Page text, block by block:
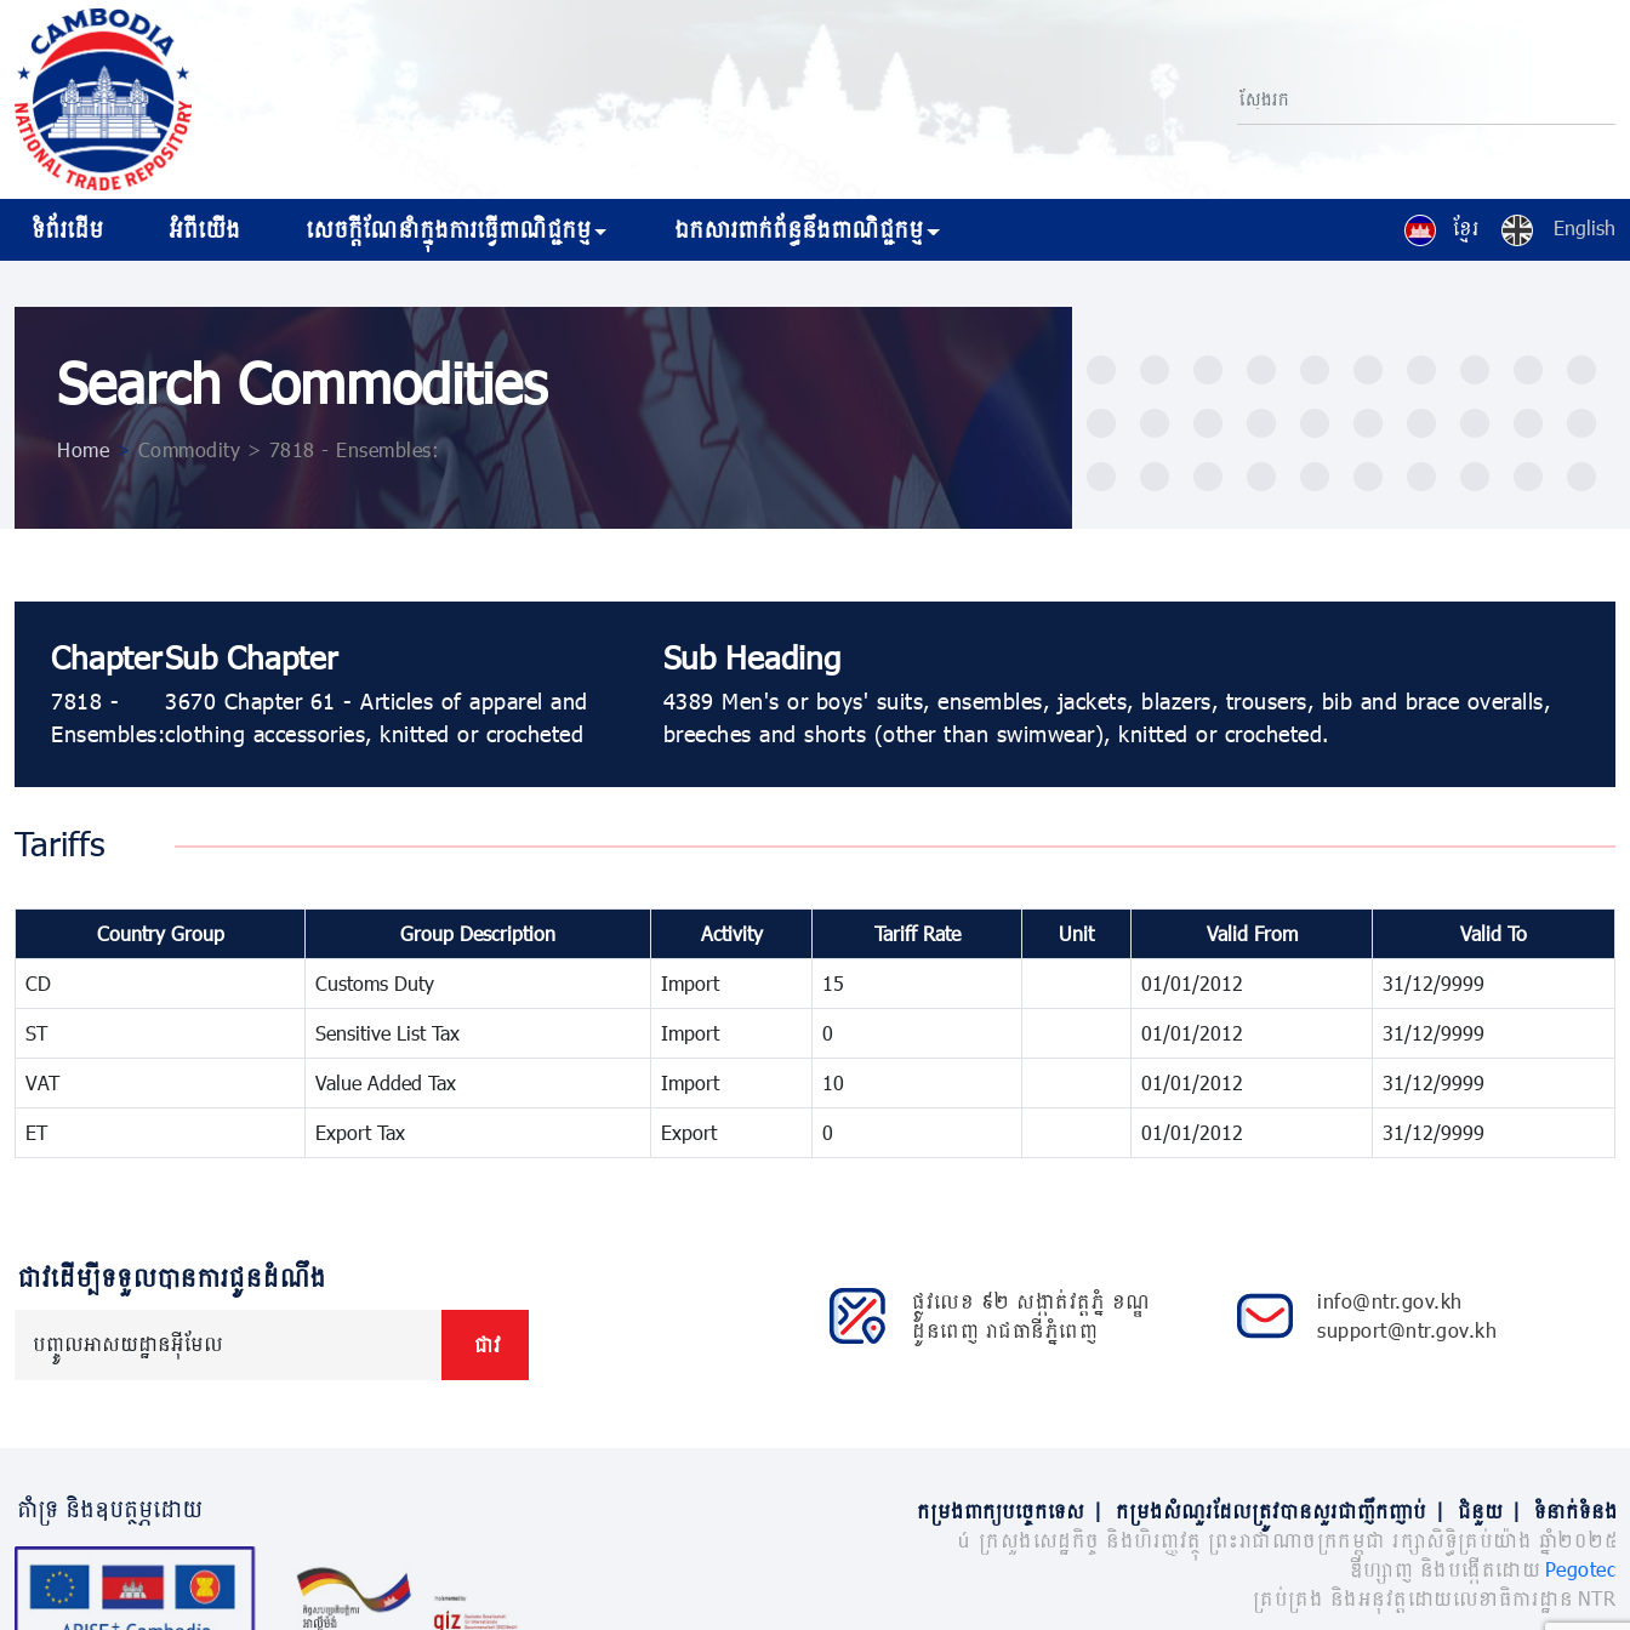
ខ្មែរ English
ទំព័រដើម អំពីយើង សេចក្ដីណែនាំក្នុងការធ្វើពាណិជ្ជកម្ម ឯកសារពាក់ព័ន្ធនឹងពាណិជ្ជកម្ម
Search Commodities
Home >Commodity > 7818 - Ensembles:
Chapter
7818 -
Ensembles:
Sub Chapter
3670 Chapter 61 - Articles of apparel and
clothing accessories, knitted or crocheted
Sub Heading
4389 Men's or boys' suits, ensembles, jackets, blazers, trousers, bib and brace overalls,
breeches and shorts (other than swimwear), knitted or crocheted.
Tariffs
Country Group Group Description Activity Tariff Rate Unit Valid From Valid To
CD Customs Duty Import 15 01/01/2012 31/12/9999
ST Sensitive List Tax Import 0 01/01/2012 31/12/9999
VAT Value Added Tax Import 10 01/01/2012 31/12/9999
ET Export Tax Export 0 01/01/2012 31/12/9999
ជាវដើម្បីទទួលបានការជូនដំណឹង
បញ្ចូលអាសយដ្ឋានអ៊ីមែល ជាវ
ផ្លូវលេខ ៩២ សង្កាត់វត្តភ្នំ ខណ្ឌ
ដូនពេញ រាជធានីភ្នំពេញ
info@ntr.gov.kh
support@ntr.gov.kh
គាំទ្រ និងឧបត្ថម្ភដោយ កម្រងពាក្យបច្ចេកទេស កម្រងសំណួរដែលត្រូវបានសួរជាញឹកញាប់ ជំនួយ
ទំនាក់ទំនង
© ក្រសួងសេដ្ឋកិច្ច និងហិរញ្ញវត្ថុ ព្រះរាជាណាចក្រកម្ពុជា រក្សាសិទ្ធិគ្រប់យ៉ាង ឆ្នាំ២០២៥
ឌីហ្សាញ និងបង្កើតដោយ Pegotec
គ្រប់គ្រង និងអនុវត្តដោយលេខាធិការដ្ឋាន NTR